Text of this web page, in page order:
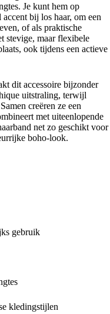
Je kunt hem op
bij los haar, om een
of als praktische
stevige, maar flexibele
ook tijdens een actieve
dit accessoire bijzonder
uitstraling, terwijl
creëren ze een
met uiteenlopende
net zo geschikt voor
boho-look.
gebruik
kledingstijlen